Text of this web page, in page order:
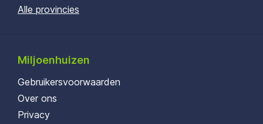
Alle provincies
Miljoenhuizen
Gebruikersvoorwaarden
Over ons
Privacy